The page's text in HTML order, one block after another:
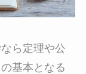
ら定理や公
基本となる